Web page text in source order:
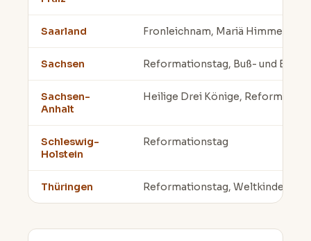
Saarland Fronleichnam, Mariä
Sachsen Reformationstag, Buß- und
Sachsen-
Anhalt
Heilige Drei Könige,
Schleswig-
Holstein
Reformationstag
Thüringen Reformationstag, Weltkindertag;